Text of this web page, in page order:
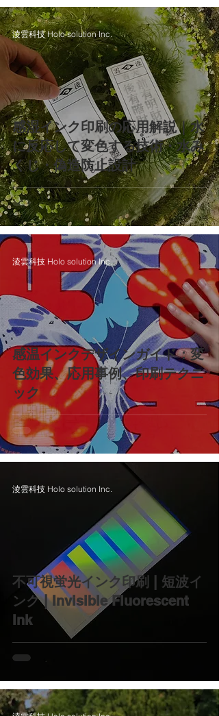
感湿インク印刷の応用解説｜水
に反応して変色する技術・水み
くじ・偽造防止設計
淩雲科技 Holo solution Inc.
感温インクデザインガイド：変
色効果、応用事例、印刷テクニ
ック
淩雲科技 Holo solution Inc.
不可視蛍光インク印刷 | 短波イ
ンク | Invisible Fluorescent
Ink
淩雲科技 Holo solution Inc.